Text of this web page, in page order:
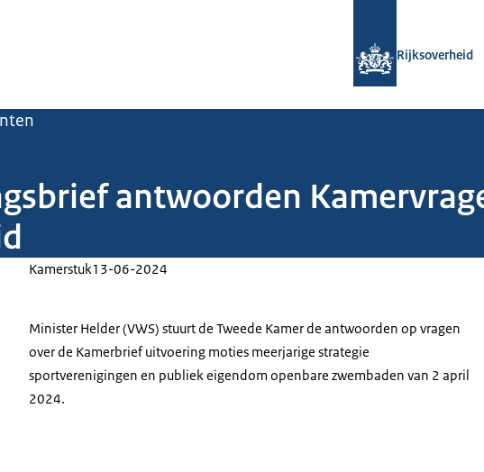
Rijksoverheid
antwoorden
Kamerstuk13-06-2024
Minister Helder (VWS) stuurt de Tweede Kamer de antwoorden op vragen
over de Kamerbrief uitvoering moties meerjarige strategie
sportverenigingen en publiek eigendom openbare zwembaden van 2 april
2024.